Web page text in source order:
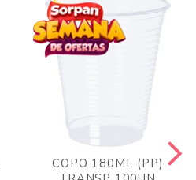
COPO 180ML (PP)